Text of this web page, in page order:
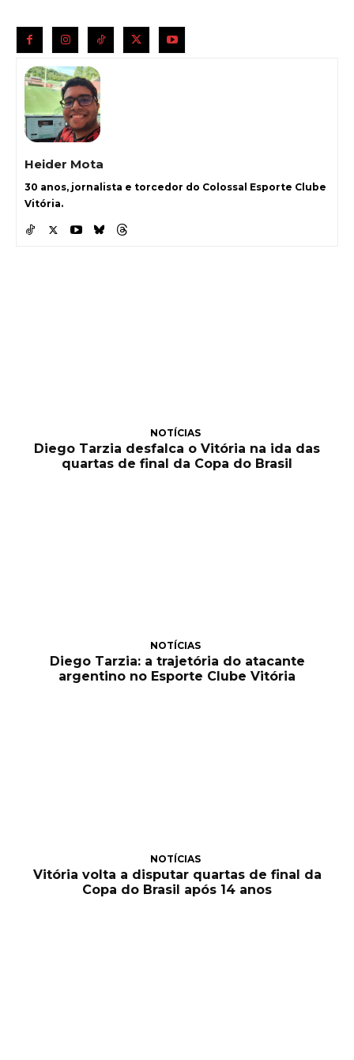
Heider Mota
30 anos, jornalista e torcedor do Colossal Esporte Clube
Vitória.
NOTÍCIAS
Diego Tarzia desfalca o Vitória na ida das
quartas de final da Copa do Brasil
NOTÍCIAS
Diego Tarzia: a trajetória do atacante
argentino no Esporte Clube Vitória
NOTÍCIAS
Vitória volta a disputar quartas de final da
Copa do Brasil após 14 anos